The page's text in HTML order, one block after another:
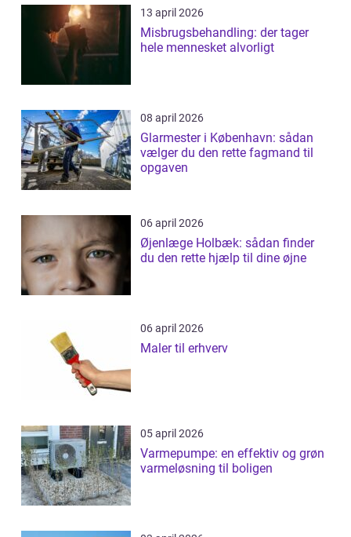
13 april 2026
Misbrugsbehandling: der tager
hele mennesket alvorligt
08 april 2026
Glarmester i København: sådan
vælger du den rette fagmand til
opgaven
06 april 2026
Øjenlæge Holbæk: sådan finder
du den rette hjælp til dine øjne
06 april 2026
Maler til erhverv
05 april 2026
Varmepumpe: en effektiv og grøn
varmeløsning til boligen